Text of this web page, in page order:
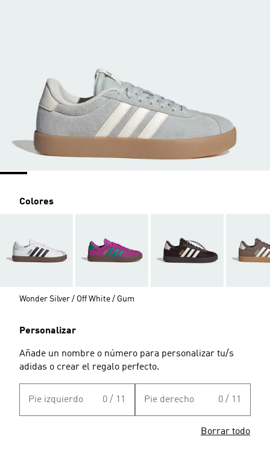
Colores
Wonder Silver / Off White / Gum
Personalizar
Añade un nombre o número para personalizar tu/s
adidas o crear el regalo perfecto.
Pie izquierdo 0 / 11 Pie derecho 0 / 11
Borrar todo